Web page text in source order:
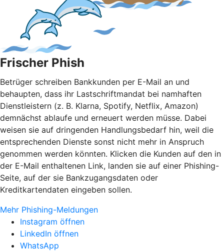
Frischer Phish
Betrüger schreiben Bankkunden per E-Mail an und
behaupten, dass ihr Lastschriftmandat bei namhaften
Dienstleistern (z. B. Klarna, Spotify, Netflix, Amazon)
demnächst ablaufe und erneuert werden müsse. Dabei
weisen sie auf dringenden Handlungsbedarf hin, weil die
entsprechenden Dienste sonst nicht mehr in Anspruch
genommen werden könnten. Klicken die Kunden auf den in
der E-Mail enthaltenen Link, landen sie auf einer Phishing-
Seite, auf der sie Bankzugangsdaten oder
Kreditkartendaten eingeben sollen.
Mehr Phishing-Meldungen
Instagram öffnen
LinkedIn öffnen
WhatsApp